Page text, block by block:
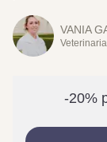
VANIA
Veterinaria
-20%